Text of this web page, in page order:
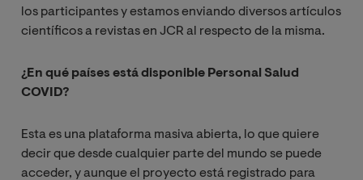
los participantes y estamos enviando diversos artículos
científicos a revistas en JCR al respecto de la misma.
¿En qué países está disponible Personal Salud
COVID?
Esta es una plataforma masiva abierta, lo que quiere
decir que desde cualquier parte del mundo se puede
acceder, y aunque el proyecto está registrado para